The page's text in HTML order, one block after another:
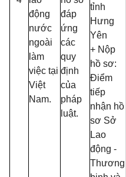
động
nước
ngoài
làm
việc tại
Việt
Nam.
đáp
ứng
các
quy
định
của
pháp
luật.
tỉnh
Hưng
Yên
+ Nộp
hồ sơ:
Điểm
tiếp
nhận hồ
sơ Sở
Lao
động -
Thương